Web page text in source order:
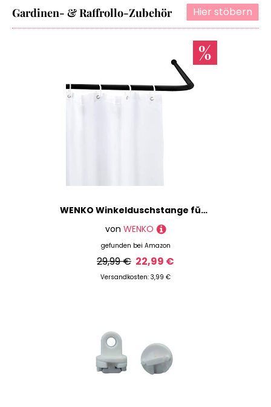
Hier stöbern
Gardinen- & Raffrollo-Zubehör
WENKO Winkelduschstange für Badewannen & Duschtassen, 3 Verschiedene Kombinationsmöglichkeiten, Zum Bohren, Rostfreies Aluminium, Schwarz
von WENKO
gefunden bei Amazon
29,99 € 22,99 €
Versandkosten: 3,99 €